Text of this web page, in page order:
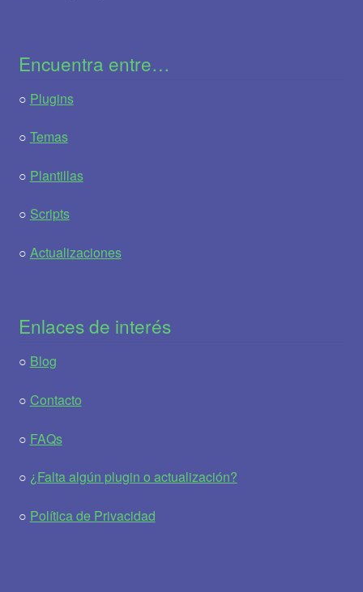
Encuentra entre…
○ Plugins
○ Temas
○ Plantillas
○ Scripts
○ Actualizaciones
Enlaces de interés
○ Blog
○ Contacto
○ FAQs
○ ¿Falta algún plugin o actualización?
○ Política de Privacidad